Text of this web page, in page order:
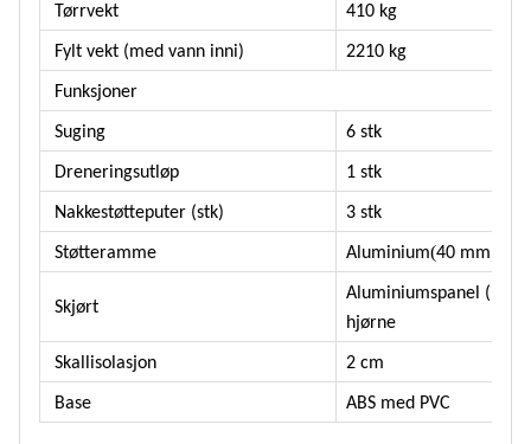
Tørrvekt 410 kg
Fylt vekt (med vann inni) 2210 kg
Funksjoner
Suging 6 stk
Dreneringsutløp 1 stk
Nakkestøtteputer (stk) 3 stk
Støtteramme Aluminium(40 mm *
Skjørt
Aluminiumspanel (10
hjørne
Skallisolasjon 2 cm
Base ABS med PVC